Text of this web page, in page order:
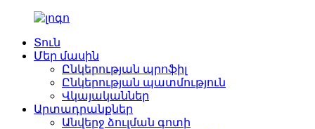
Տուն
Մեր մասին
Ընկերության պրոֆիլ
Ընկերության պատմություն
Վկայականներ
Արտադրանքներ
Անվերջ ձուլման գոտի